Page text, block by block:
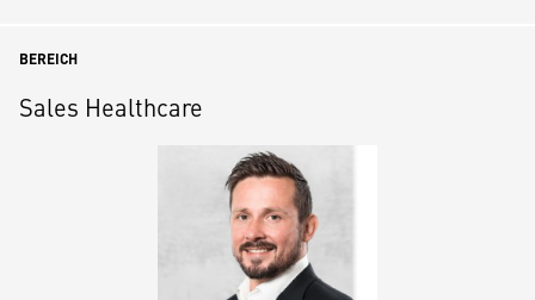
BEREICH
Sales Healthcare